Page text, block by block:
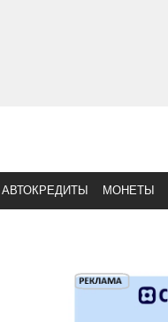
АВТОКРЕДИТЫ МОНЕТЫ